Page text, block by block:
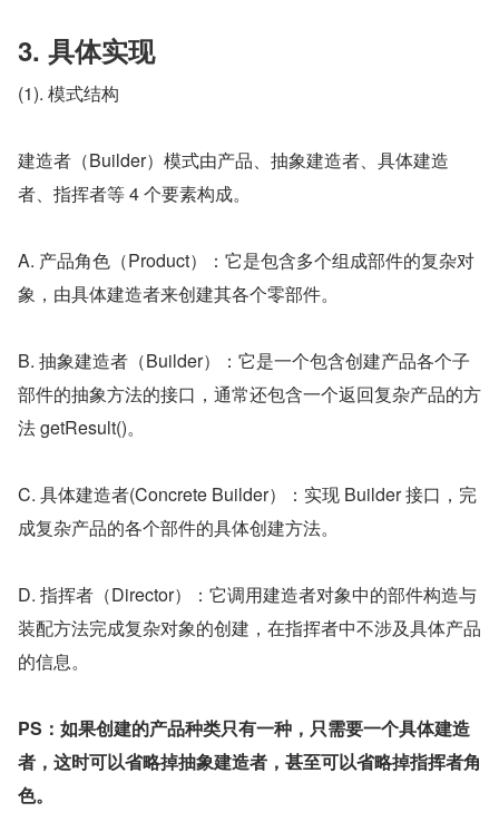
3. 具体实现
(1). 模式结构
建造者（Builder）模式由产品、抽象建造者、具体建造
者、指挥者等 4 个要素构成。
A. 产品角色（Product）：它是包含多个组成部件的复杂对
象，由具体建造者来创建其各个零部件。
B. 抽象建造者（Builder）：它是一个包含创建产品各个子
部件的抽象方法的接口，通常还包含一个返回复杂产品的方
法 getResult()。
C. 具体建造者(Concrete Builder）：实现 Builder 接口，完
成复杂产品的各个部件的具体创建方法。
D. 指挥者（Director）：它调用建造者对象中的部件构造与
装配方法完成复杂对象的创建，在指挥者中不涉及具体产品
的信息。
PS：如果创建的产品种类只有一种，只需要一个具体建造
者，这时可以省略掉抽象建造者，甚至可以省略掉指挥者角
色。